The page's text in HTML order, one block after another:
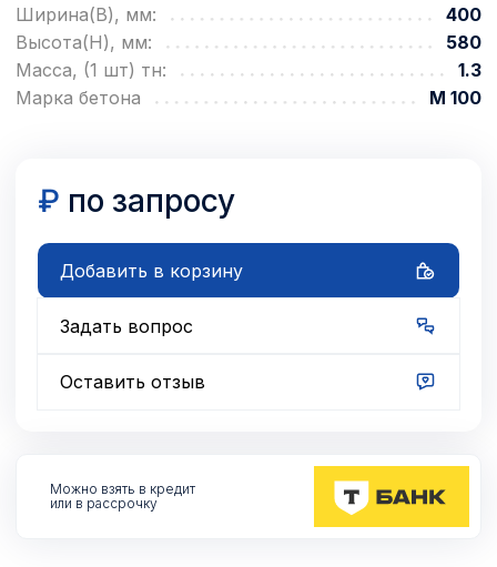
Ширина(B), мм:
400
Высота(H), мм:
580
Масса, (1 шт) тн:
1.3
Марка бетона
М 100
₽ по запросу
Добавить в корзину
Задать вопрос
Оставить отзыв
Можно взять в кредит
или в рассрочку